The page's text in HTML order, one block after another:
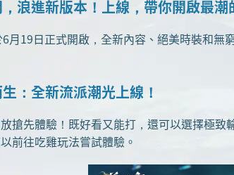
浪進新版本！上線，帶你開啟最潮
19日正式開啟，全新內容、絕美時裝和無
：全新流派潮光上線！
先體驗！既好看又能打，還可以選擇極致
前往吃雞玩法嘗試體驗。